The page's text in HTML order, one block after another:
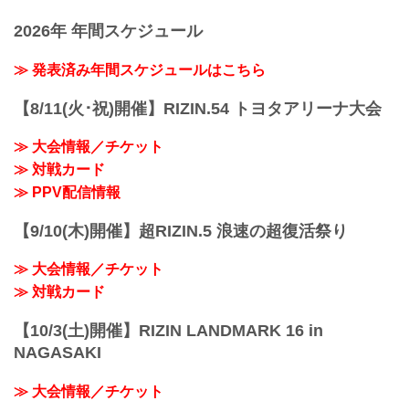
安保瑠輝也 vs. シナ・カリミアン
12/18（水）更新
DECADE』第1部で実施を予定しておりま
したライアン・ガルシア vs. 安保瑠輝也
は、ライアン・ガルシアが練習中に手を
負傷しドクターストップとなったため、
※通しチケットの返金の対応はございま
せん。
2026年 年間スケジュール
≫ 発表済み年間スケジュールはこちら
【8/11(火･祝)開催】RIZIN.54 トヨタアリーナ大会
≫ 大会情報／チケット
≫ 対戦カード
≫ PPV配信情報
【9/10(木)開催】超RIZIN.5 浪速の超復活祭り
≫ 大会情報／チケット
≫ 対戦カード
【10/3(土)開催】RIZIN LANDMARK 16 in
NAGASAKI
≫ 大会情報／チケット